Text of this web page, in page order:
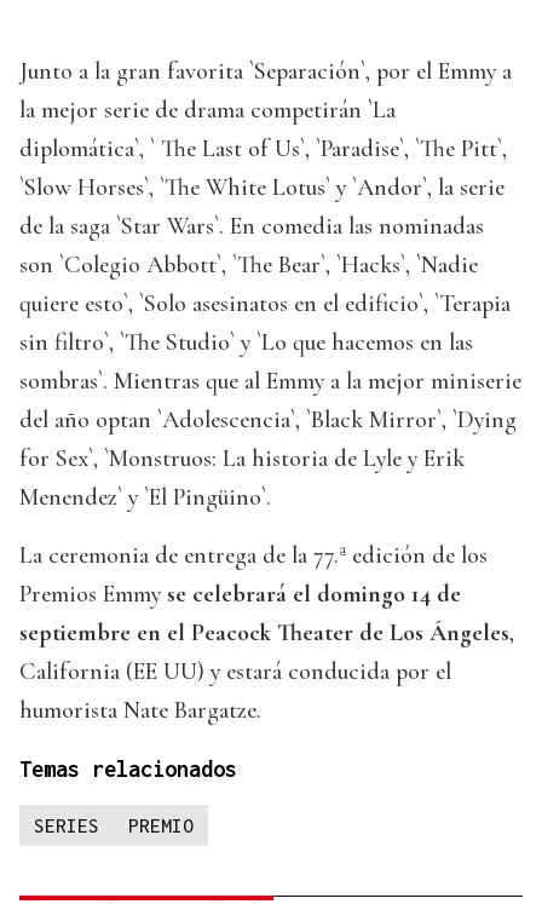
Junto a la gran favorita `Separación`, por el Emmy a
la mejor serie de drama competirán `La
diplomática`, ` The Last of Us`, `Paradise`, `The Pitt`,
`Slow Horses`, `The White Lotus` y `Andor`, la serie
de la saga `Star Wars`. En comedia las nominadas
son `Colegio Abbott`, `The Bear`, `Hacks`, `Nadie
quiere esto`, `Solo asesinatos en el edificio`, `Terapia
sin filtro`, `The Studio` y `Lo que hacemos en las
sombras`. Mientras que al Emmy a la mejor miniserie
del año optan `Adolescencia`, `Black Mirror`, `Dying
for Sex`, `Monstruos: La historia de Lyle y Erik
Menendez` y `El Pingüino`.
La ceremonia de entrega de la 77.ª edición de los
Premios Emmy se celebrará el domingo 14 de
septiembre en el Peacock Theater de Los Ángeles,
California (EE UU) y estará conducida por el
humorista Nate Bargatze.
Temas relacionados
SERIES PREMIO